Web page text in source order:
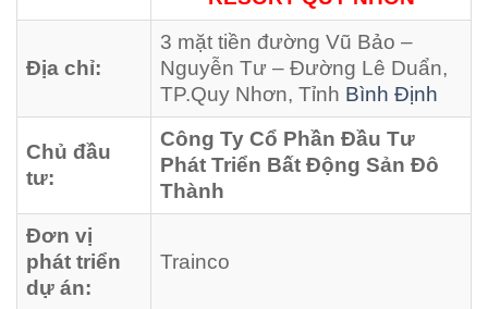
Địa chỉ:
3 mặt tiền đường Vũ Bảo –
Nguyễn Tư – Đường Lê Duẩn,
TP.Quy Nhơn, Tỉnh Bình Định
Chủ đầu
tư:
Công Ty Cổ Phần Đầu Tư
Phát Triển Bất Động Sản Đô
Thành
Đơn vị
phát triển
dự án:
Trainco